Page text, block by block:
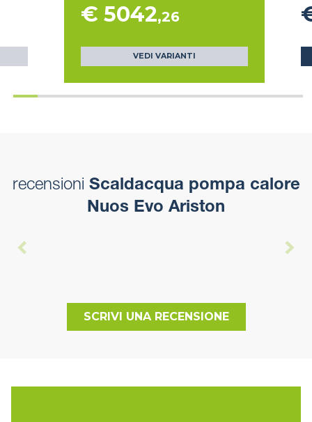
€ 5042,26
VEDI VARIANTI
recensioni Scaldacqua pompa calore
Nuos Evo Ariston
SCRIVI UNA RECENSIONE